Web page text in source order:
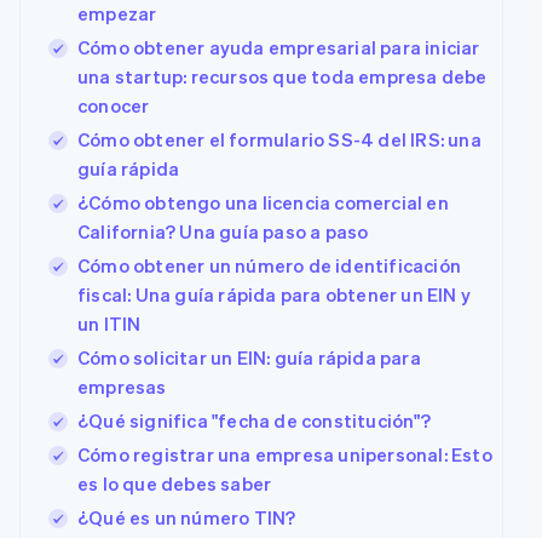
empezar
Cómo obtener ayuda empresarial para iniciar
una startup: recursos que toda empresa debe
conocer
Cómo obtener el formulario SS-4 del IRS: una
guía rápida
¿Cómo obtengo una licencia comercial en
California? Una guía paso a paso
Cómo obtener un número de identificación
fiscal: Una guía rápida para obtener un EIN y
un ITIN
Cómo solicitar un EIN: guía rápida para
empresas
¿Qué significa "fecha de constitución"?
Cómo registrar una empresa unipersonal: Esto
es lo que debes saber
¿Qué es un número TIN?